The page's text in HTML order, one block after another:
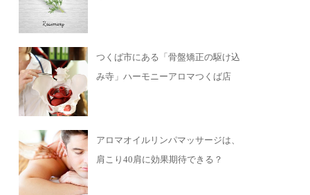
つくば市にある「骨盤矯正の駆け込
み寺」ハーモニーアロマつくば店
アロマオイルリンパマッサージは、
肩こり40肩に効果期待できる？